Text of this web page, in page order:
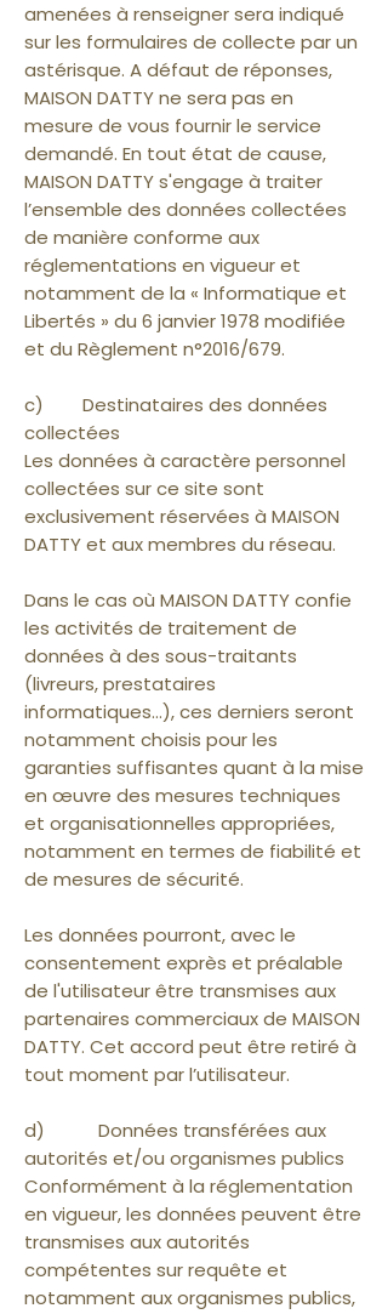
amenées à renseigner sera indiqué
sur les formulaires de collecte par un
astérisque. A défaut de réponses,
MAISON DATTY ne sera pas en
mesure de vous fournir le service
demandé. En tout état de cause,
MAISON DATTY s'engage à traiter
l’ensemble des données collectées
de manière conforme aux
réglementations en vigueur et
notamment de la « Informatique et
Libertés » du 6 janvier 1978 modifiée
et du Règlement n°2016/679.
c) Destinataires des données
collectées
Les données à caractère personnel
collectées sur ce site sont
exclusivement réservées à MAISON
DATTY et aux membres du réseau.
Dans le cas où MAISON DATTY confie
les activités de traitement de
données à des sous-traitants
(livreurs, prestataires
informatiques…), ces derniers seront
notamment choisis pour les
garanties suffisantes quant à la mise
en œuvre des mesures techniques
et organisationnelles appropriées,
notamment en termes de fiabilité et
de mesures de sécurité.
Les données pourront, avec le
consentement exprès et préalable
de l'utilisateur être transmises aux
partenaires commerciaux de MAISON
DATTY. Cet accord peut être retiré à
tout moment par l’utilisateur.
d) Données transférées aux
autorités et/ou organismes publics
Conformément à la réglementation
en vigueur, les données peuvent être
transmises aux autorités
compétentes sur requête et
notamment aux organismes publics,